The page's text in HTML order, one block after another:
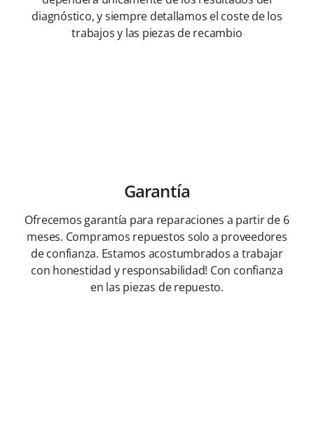
diagnóstico, y siempre detallamos el coste de los
trabajos y las piezas de recambio
Garantía
Ofrecemos garantía para reparaciones a partir de 6
meses. Compramos repuestos solo a proveedores
de confianza. Estamos acostumbrados a trabajar
con honestidad y responsabilidad! Con confianza
en las piezas de repuesto.